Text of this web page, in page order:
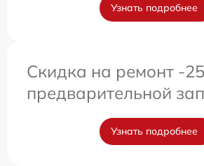
Узнать подробнее
Скидка на ремонт -
предварительной
Узнать подробнее